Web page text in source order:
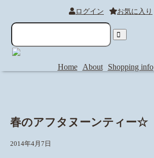
ログイン お気に入り
Home About Shopping info
春のアフタヌーンティー☆
2014年4月7日